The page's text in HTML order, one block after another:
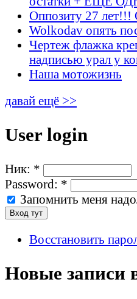
Оппозиту 27 лет!!!
Wolkodav опять
Чертеж флажка
надписью урал у
Наша мотожизнь
давай ещё >>
User login
Ник: *
Password: *
Запомнить меня
Восстановить
Новые записи